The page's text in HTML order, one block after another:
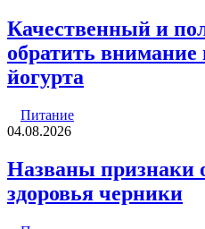
Качественный и
обратить
йогурта
Питание
04.08.2026
Названы признаки
здоровья черники